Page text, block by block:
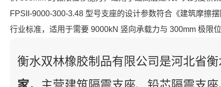
FPSII-9000-300-3.48 型号支座的设计参数符合《建筑摩擦
行业标准，适用于需要 9000kN 竖向承载力与 300mm 极限
衡水双林橡胶制品有限公司是河北省